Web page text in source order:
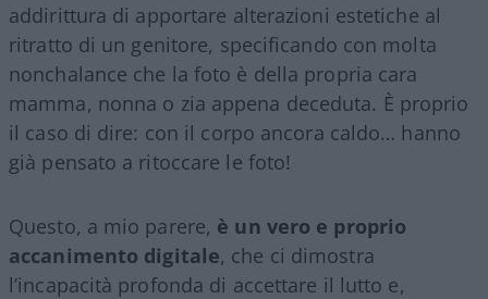
addirittura di apportare alterazioni estetiche al
ritratto di un genitore, specificando con molta
nonchalance che la foto è della propria cara
mamma, nonna o zia appena deceduta. È proprio
il caso di dire: con il corpo ancora caldo… hanno
già pensato a ritoccare le foto!
Questo, a mio parere, è un vero e proprio
accanimento digitale, che ci dimostra
l’incapacità profonda di accettare il lutto e,